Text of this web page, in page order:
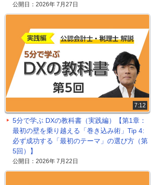
公開日：2026年 7月27日
7:12
5分で学ぶ DXの教科書（実践編）【第1章：
最初の壁を乗り越える「巻き込み術」Tip 4:
必ず成功する「最初のテーマ」の選び方（第
5回）】
公開日：2026年 7月22日